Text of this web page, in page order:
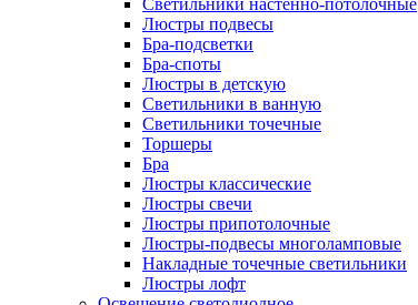
Светильники настенно-потолочные
Люстры подвесы
Бра-подсветки
Бра-споты
Люстры в детскую
Светильники в ванную
Светильники точечные
Торшеры
Бра
Люстры классические
Люстры свечи
Люстры припотолочные
Люстры-подвесы многоламповые
Накладные точечные светильники
Люстры лофт